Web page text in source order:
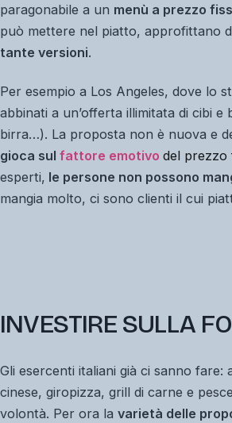
paragonabile a un menù a prezzo
può mettere nel piatto, approfittano
tante versioni.
Per esempio a Los Angeles, dove lo
abbinati a un’offerta illimitata di cibi
birra…). La proposta non è nuova e
gioca sul fattore emotivo del prezzo
esperti, le persone non possono
mangia molto, ci sono clienti il cui
INVESTIRE SULLA
Gli esercenti italiani già ci sanno fare:
cinese, giropizza, grill di carne e
volontà. Per ora la varietà delle